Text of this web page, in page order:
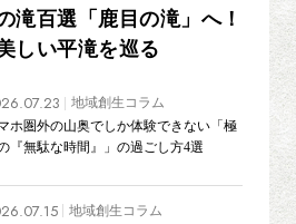
滝百選「鹿目の滝」へ！
しい平滝を巡る
地域創生コラム
ホ圏外の山奥でしか体験できない「極
『無駄な時間』」の過ごし方4選
地域創生コラム